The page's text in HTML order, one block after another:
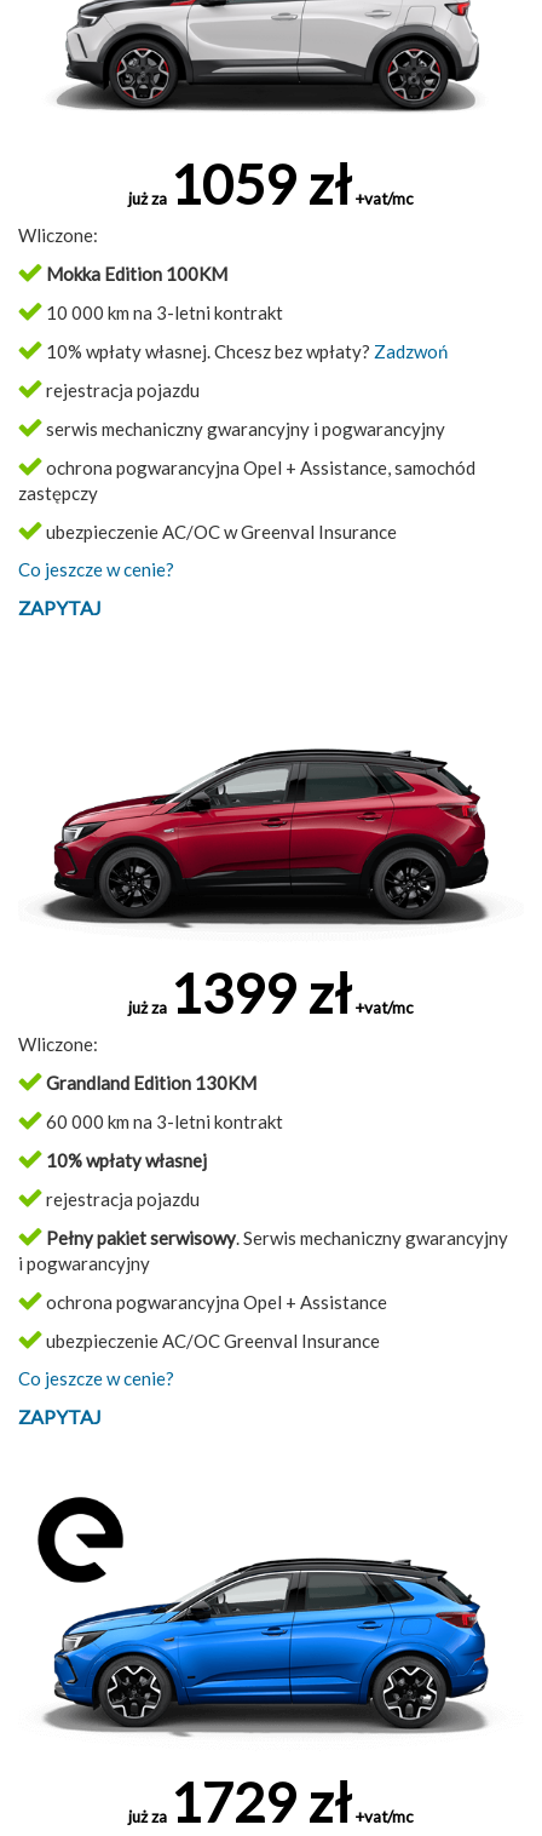
już za 1059 zł +vat/mc
Wliczone:
Mokka Edition 100KM
10 000 km na 3-letni kontrakt
10% wpłaty własnej. Chcesz bez wpłaty? Zadzwoń
rejestracja pojazdu
serwis mechaniczny gwarancyjny i pogwarancyjny
ochrona pogwarancyjna Opel + Assistance, samochód
zastępczy
ubezpieczenie AC/OC w Greenval Insurance
Co jeszcze w cenie?
ZAPYTAJ
już za 1399 zł +vat/mc
Wliczone:
Grandland Edition 130KM
60 000 km na 3-letni kontrakt
10% wpłaty własnej
rejestracja pojazdu
Pełny pakiet serwisowy. Serwis mechaniczny gwarancyjny
i pogwarancyjny
ochrona pogwarancyjna Opel + Assistance
ubezpieczenie AC/OC Greenval Insurance
Co jeszcze w cenie?
ZAPYTAJ
już za 1729 zł +vat/mc